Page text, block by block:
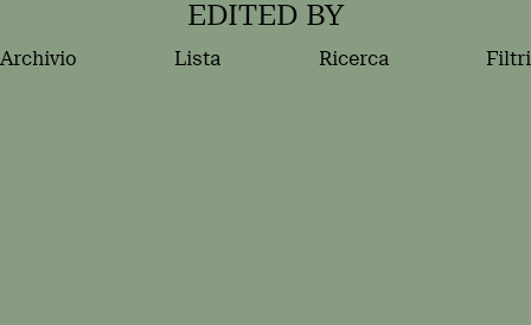
EDITED BY
Archivio Lista Ricerca Filtri